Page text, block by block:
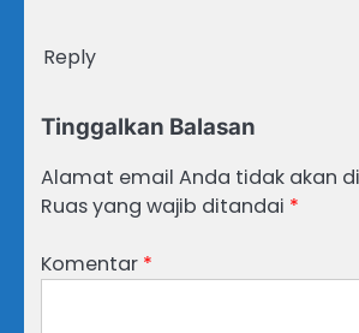
Reply
Tinggalkan Balasan
Alamat email Anda tidak akan
Ruas yang wajib ditandai *
Komentar *